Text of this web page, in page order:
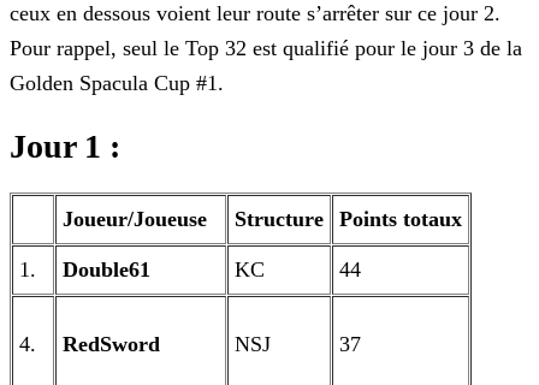
ceux en dessous voient leur route s’arrêter sur ce jour 2.
Pour rappel, seul le Top 32 est qualifié pour le jour 3 de la
Golden Spacula Cup #1.
Jour 1 :
Joueur/Joueuse Structure Points totaux
1. Double61 KC 44
4. RedSword NSJ 37